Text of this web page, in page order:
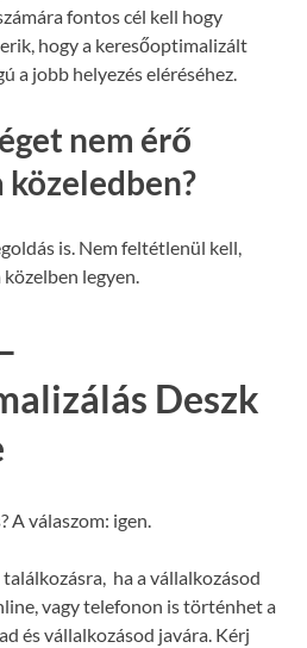
fontos cél kell hogy
hogy a keresőoptimalizált
a jobb helyezés eléréséhez.
nem érő
közeledben?
is. Nem feltétlenül kell,
közelben legyen.
Deszk
A válaszom: igen.
találkozásra, ha a vállalkozásod
vagy telefonon is történhet a
és vállalkozásod javára. Kérj